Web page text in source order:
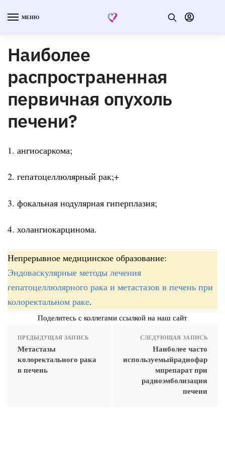
МЕНЮ
Наиболее
распространенная
первичная опухоль
печени?
1. ангиосаркома;
2. гепатоцеллюлярный рак;+
3. фокальная нодулярная гиперплазия;
4. холангиокарцинома.
Непрерывное медицинское образование:
Эндоваскулярные методы лечения
гепатоцеллюлярного рака и метастазов в печень при
колоректальном раке.
Поделитесь с коллегами ссылкой на наш сайт
ПРЕДЫДУЩАЯ ЗАПИСЬ
Метастазы
колоректального рака
в печень
СЛЕДУЮЩАЯ ЗАПИСЬ
Наиболее часто
используемыйрадиофар
мпрепарат при
радиоэмболизации
печени